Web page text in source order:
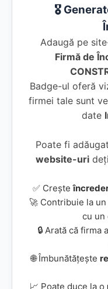
🎖️
Adaugă pe
Firmă de
Badge-ul oferă
firmei tale sunt
date
Poate fi
website-uri
✅ Crește
🚀 Contribuie la un
cu un
🔒 Arată că firma
🌐 Îmbunătățește
📈 Poate duce la o